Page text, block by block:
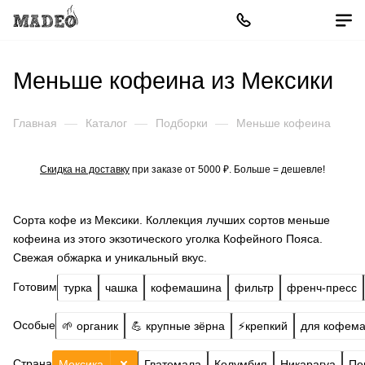
Меньше кофеина из Мексики
Главная — Каталог — Подборки — Меньше кофеина
Скидка на доставку при заказе от 5000 ₽. Больше = дешевле!
Сорта кофе из Мексики. Коллекция лучших сортов меньше
кофеина из этого экзотического уголка Кофейного Пояса.
Свежая обжарка и уникальный вкус.
Готовим турка чашка кофемашина фильтр френч-пресс
Особые 🌱 органик 💪 крупные зёрна ⚡️крепкий для